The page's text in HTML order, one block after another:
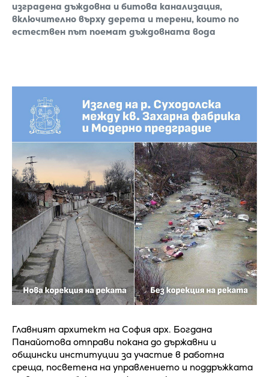
изградена дъждовна и битова канализация,
включително върху дерета и терени, които по
естествен път поемат дъждовната вода
Главният архитект на София арх. Богдана
Панайотова отправи покана до държавни и
общински институции за участие в работна
среща, посветена на управлението и поддръжката